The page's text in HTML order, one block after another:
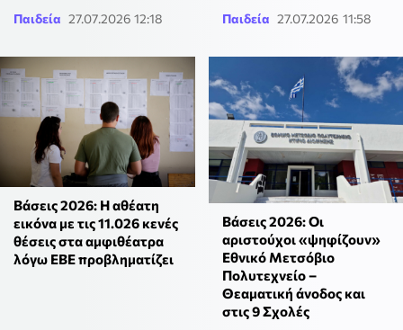
Παιδεία 27.07.2026 12:18 Παιδεία 27.07.2026 11:58
Βάσεις 2026: Η αθέατη
εικόνα με τις 11.026 κενές
θέσεις στα αμφιθέατρα
λόγω ΕΒΕ προβληματίζει
Βάσεις 2026: Οι
αριστούχοι «ψηφίζουν»
Εθνικό Μετσόβιο
Πολυτεχνείο –
Θεαματική άνοδος και
στις 9 Σχολές